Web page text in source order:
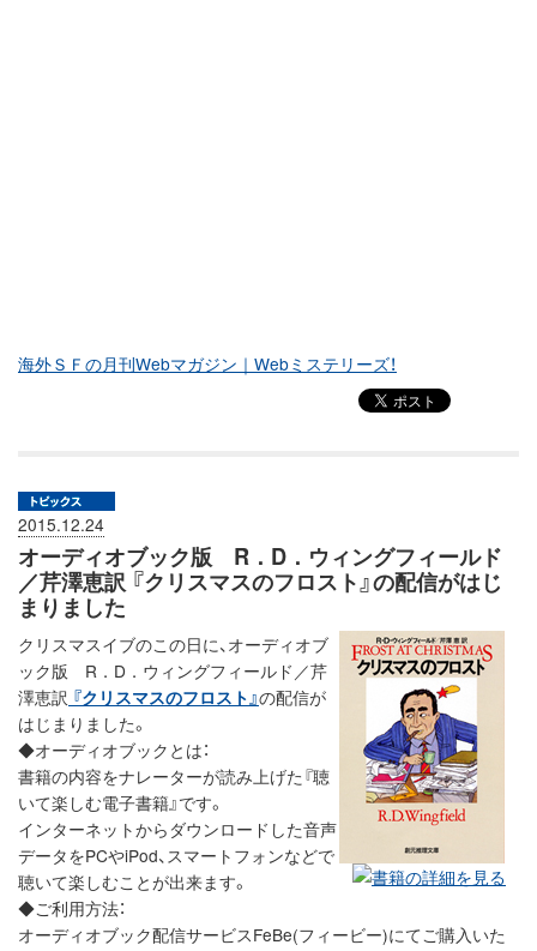
海外ＳＦの月刊Webマガジン｜Webミステリーズ！
2015.12.24
オーディオブック版 R．D．ウィングフィールド
／芹澤恵訳 『クリスマスのフロスト』の配信がはじ
まりました
クリスマスイブのこの日に、オーディオブ
ック版 R．D．ウィングフィールド／芹
澤恵訳 『クリスマスのフロスト』の配信が
はじまりました。
◆オーディオブックとは：
書籍の内容をナレーターが読み上げた『聴
いて楽しむ電子書籍』です。
インターネットからダウンロードした音声
データをPCやiPod、スマートフォンなどで
聴いて楽しむことが出来ます。
◆ご利用方法：
オーディオブック配信サービスFeBe(フィービー)にてご購入いた